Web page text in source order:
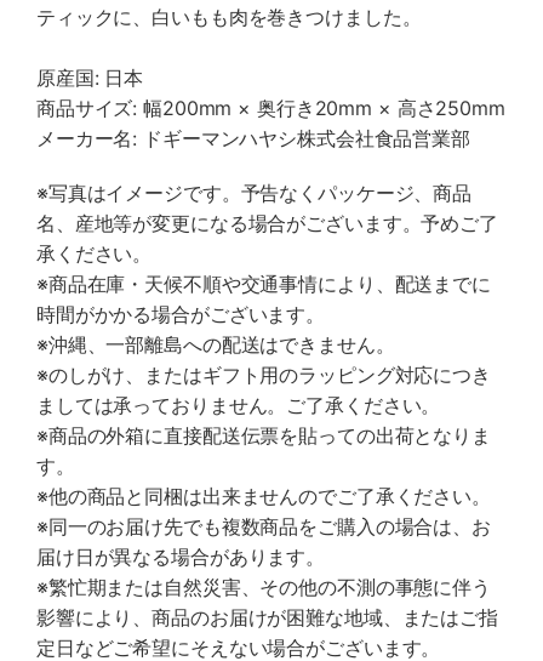
ティックに、白いもも肉を巻きつけました。
原産国: 日本
商品サイズ: 幅200mm × 奥行き20mm × 高さ250mm
メーカー名: ドギーマンハヤシ株式会社食品営業部
※写真はイメージです。予告なくパッケージ、商品
名、産地等が変更になる場合がございます。予めご了
承ください。
※商品在庫・天候不順や交通事情により、配送までに
時間がかかる場合がございます。
※沖縄、一部離島への配送はできません。
※のしがけ、またはギフト用のラッピング対応につき
ましては承っておりません。ご了承ください。
※商品の外箱に直接配送伝票を貼っての出荷となりま
す。
※他の商品と同梱は出来ませんのでご了承ください。
※同一のお届け先でも複数商品をご購入の場合は、お
届け日が異なる場合があります。
※繁忙期または自然災害、その他の不測の事態に伴う
影響により、商品のお届けが困難な地域、またはご指
定日などご希望にそえない場合がございます。